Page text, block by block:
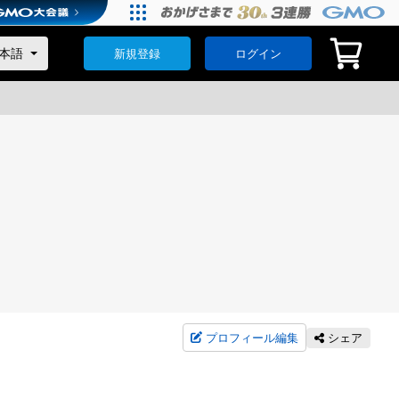
新規登録 ログイン
プロフィール編集 シェア